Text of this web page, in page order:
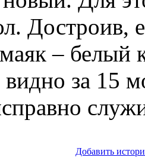
Достроив,
– белый
видно за 15
Добавить